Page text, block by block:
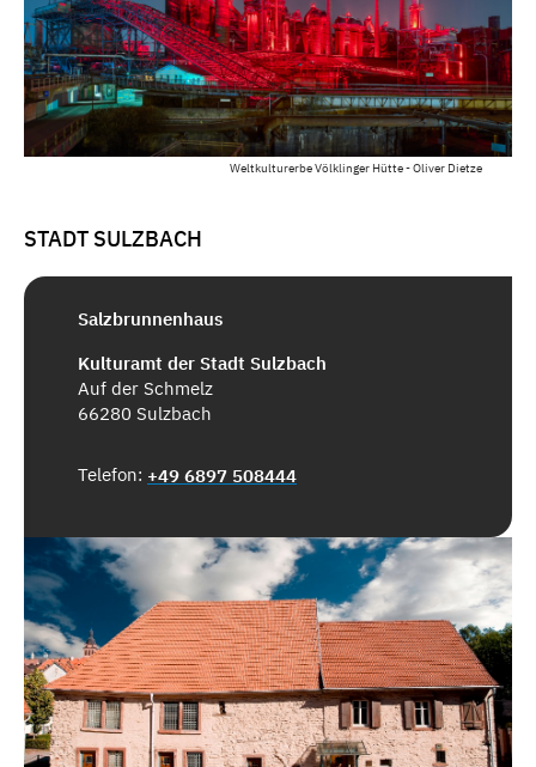
Weltkulturerbe Völklinger Hütte - Oliver Dietze
STADT SULZBACH
Salzbrunnenhaus
Kulturamt der Stadt Sulzbach
Auf der Schmelz
66280 Sulzbach
Telefon: +49 6897 508444